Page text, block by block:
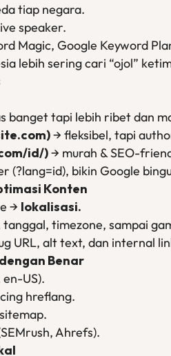
tiap negara.
speaker.
Magic, Google Keyword
lebih sering cari “ojol”
banget tapi lebih ribet dan
→ fleksibel, tapi
id/)→ murah & SEO-
(?lang=id), bikin Google
Konten
→ lokalisasi.
tanggal, timezone, sampai
URL, alt text, dan internal
Benar
US).
hreflang.
Ahrefs).